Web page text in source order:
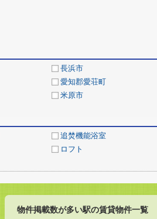
長浜市
愛知郡愛荘町
米原市
追焚機能浴室
ロフト
物件掲載数が多い駅の賃貸物件一覧